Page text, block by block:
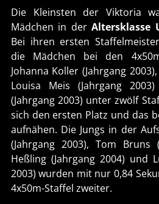
Die Kleinsten der Viktoria
Mädchen in derAltersklasse
Bei ihren ersten
die Mädchen bei den
Johanna Koller (Jahrgang
Louisa Meis (Jahrgang
(Jahrgang 2003) unter zwölf
sich den ersten Platz und das
aufnähen. Die Jungs in der
(Jahrgang 2003), Tom Bruns
Heßling (Jahrgang 2004) und
2003) wurden mit nur 0,84
4x50m-Staffel zweiter.